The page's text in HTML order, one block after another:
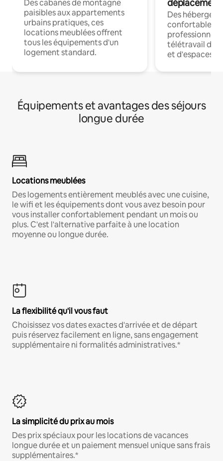
Des cabanes de montagne
paisibles aux appartements
urbains pratiques, ces
locations meublées offrent
tous les équipements d'un
logement standard.
déplacement
Des
confortables
professionnels
télétravail
et d'espaces
Équipements et avantages des séjours
longue durée
Locations meublées
Des logements entièrement meublés avec une cuisine,
le wifi et les équipements dont vous avez besoin pour
vous installer confortablement pendant un mois ou
plus. C'est l'alternative parfaite à une location
moyenne ou longue durée.
La flexibilité qu'il vous faut
Choisissez vos dates exactes d'arrivée et de départ
puis réservez facilement en ligne, sans engagement
supplémentaire ni formalités administratives.*
La simplicité du prix au mois
Des prix spéciaux pour les locations de vacances
longue durée et un paiement mensuel unique sans frais
supplémentaires.*